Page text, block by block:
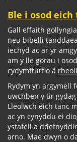
Ble i osod eich
Gall effaith
neu bibelli
iechyd ac ar yr
am y lle gorau i
cydymffurfio â
Rydym yn argymell
uwchben y tir
Lleolwch eich tanc
ac yn cynyddu ei
ystafell a
arno. Mae dwyn o